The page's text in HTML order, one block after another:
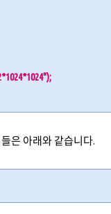
은 아래와 같습니다.